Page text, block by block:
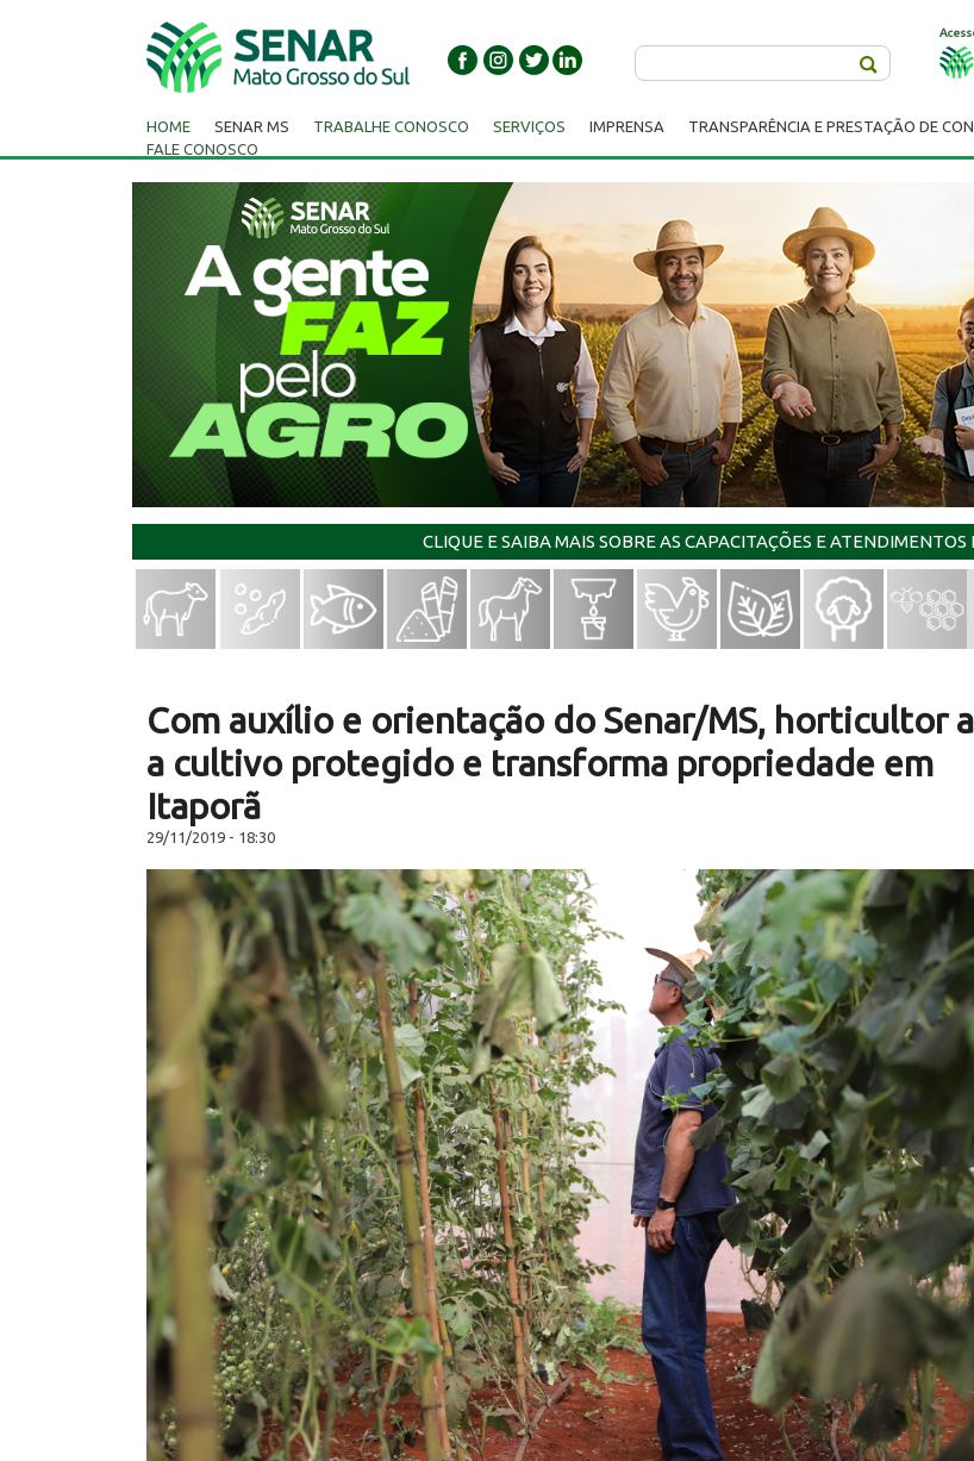
HOME SENAR MS TRABALHE CONOSCO SERVIÇOS IMPRENSA TRANSPARÊNCIA E PRESTAÇÃO DE
FALE CONOSCO
CLIQUE E SAIBA MAIS SOBRE AS CAPACITAÇÕES E
Com auxílio e orientação do Senar/MS, horticultor
a cultivo protegido e transforma propriedade em
Itaporã
29/11/2019 - 18:30